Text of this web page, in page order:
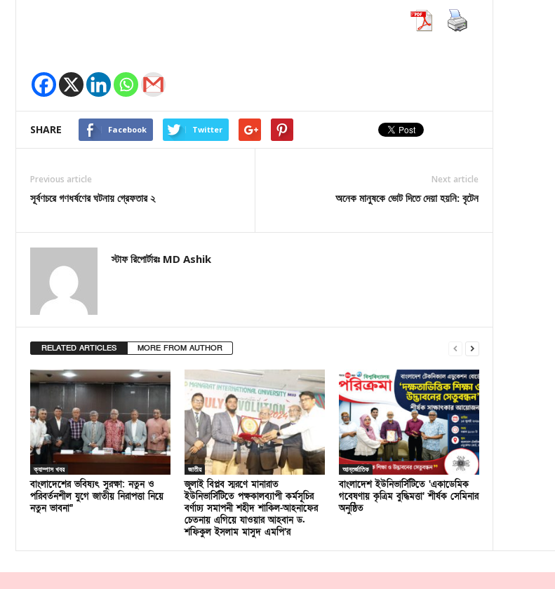
SHARE Facebook Twitter
Previous article
সূর্বণচরে গণধর্ষণের ঘটনায় গ্রেফতার ২
Next article
অনেক মানুষকে ভোট দিতে দেয়া হয়নি: বৃটেন
স্টাফ রিপোর্টারঃ MD Ashik
RELATED ARTICLES MORE FROM AUTHOR
ক্যাম্পাস খবর
বাংলাদেশের ভবিষ্যৎ সুরক্ষা: নতুন ও
পরিবর্তনশীল যুগে জাতীয় নিরাপত্তা নিয়ে
নতুন ভাবনা”
জাতীয়
জুলাই বিপ্লব স্মরণে মানারাত
ইউনিভার্সিটিতে পক্ষকালব্যাপী কর্মসূচির
বর্ণাঢ্য সমাপনী শহীদ শাকিল-আহনাফের
চেতনায় এগিয়ে যাওয়ার আহবান ড.
শফিকুল ইসলাম মাসুদ এমপি’র
আন্তর্জাতিক
বাংলাদেশ ইউনিভার্সিটিতে ‘একাডেমিক
গবেষণায় কৃত্রিম বুদ্ধিমত্তা’ শীর্ষক সেমিনার
অনুষ্ঠিত